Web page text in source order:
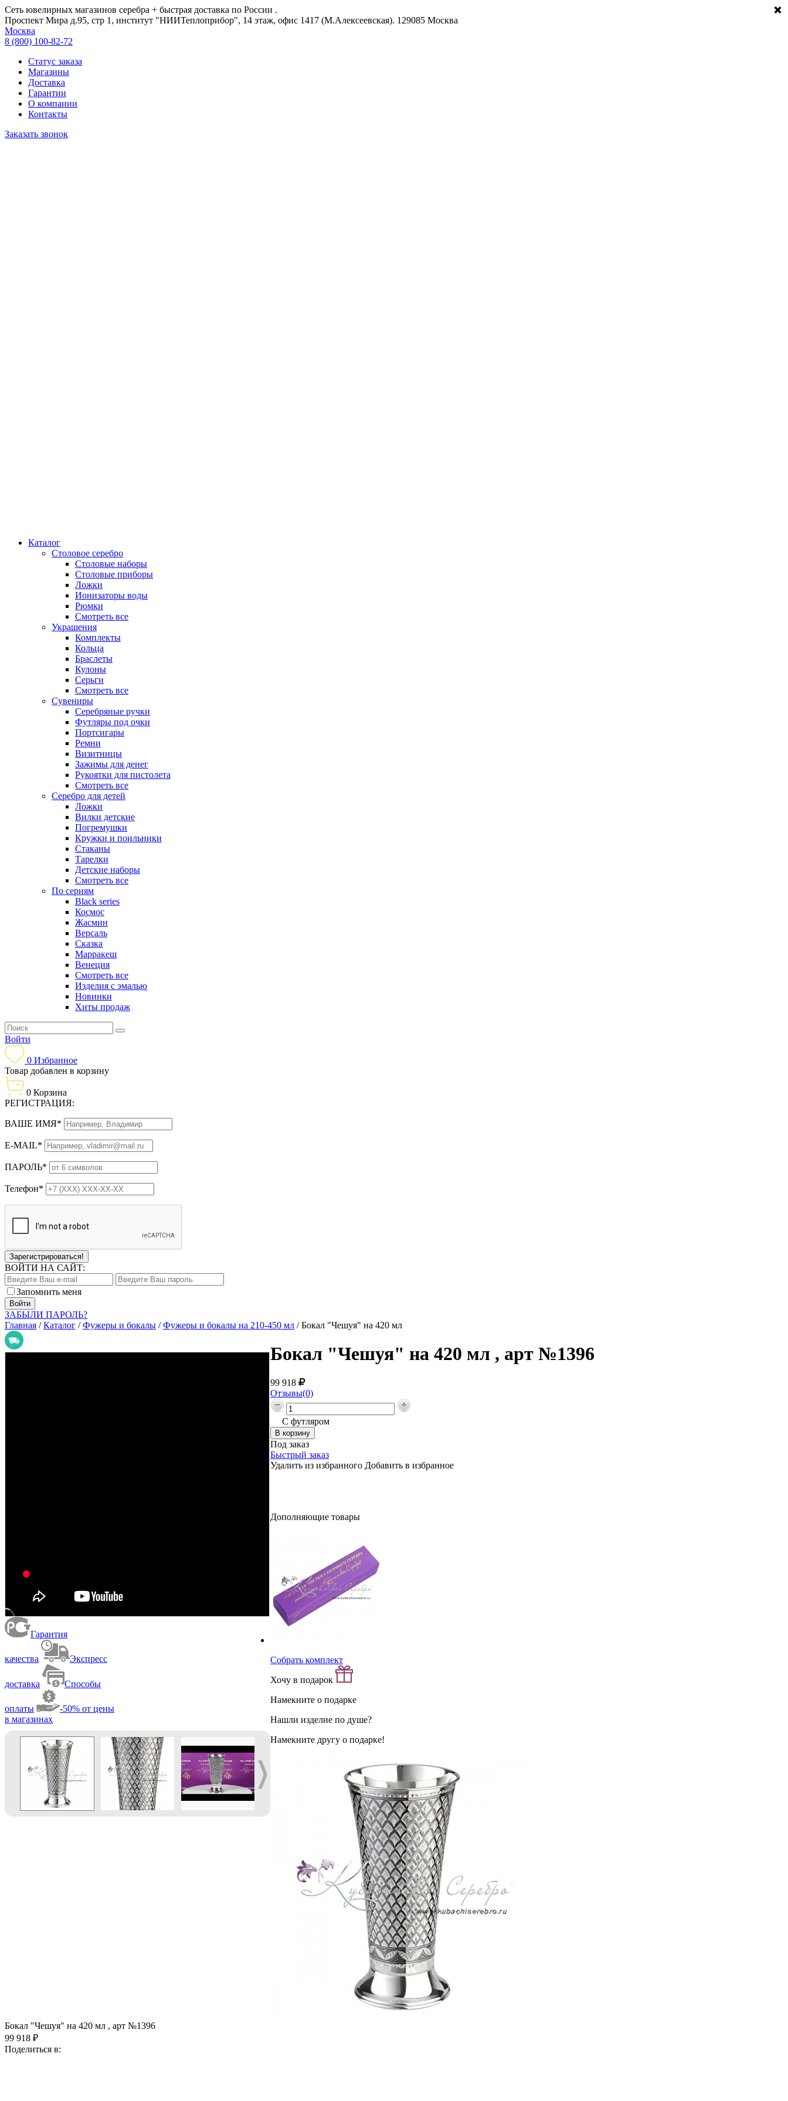
Сеть ювелирных магазинов серебра + быстрая доставка по России .
Проспект Мира д.95, стр 1, институт "НИИТеплоприбор", 14 этаж, офис 1417 (М.Алексеевская). 129085 Москва
Москва
8 (800) 100-82-72
Статус заказа
Магазины
Доставка
Гарантии
О компании
Контакты
Заказать звонок
Каталог
Столовое серебро
Столовые наборы
Столовые приборы
Ложки
Ионизаторы воды
Рюмки
Смотреть все
Украшения
Комплекты
Кольца
Браслеты
Кулоны
Серьги
Смотреть все
Сувениры
Серебряные ручки
Футляры под очки
Портсигары
Ремни
Визитницы
Зажимы для денег
Рукоятки для пистолета
Смотреть все
Серебро для детей
Ложки
Вилки детские
Погремушки
Кружки и поильники
Стаканы
Тарелки
Детские наборы
Смотреть все
По сериям
Black series
Космос
Жасмин
Версаль
Сказка
Марракеш
Венеция
Смотреть все
Изделия с эмалью
Новинки
Хиты продаж
Войти
0 Избранное
Товар добавлен в корзину
0 Корзина
РЕГИСТРАЦИЯ:
ВАШЕ ИМЯ*
E-MAIL*
ПАРОЛЬ*
Телефон*
Зарегистрироваться!
ВОЙТИ НА САЙТ:
Запомнить меня
ЗАБЫЛИ ПАРОЛЬ?
Главная /Каталог /Фужеры и бокалы /Фужеры и бокалы на 210-450 мл /Бокал "Чешуя" на 420 мл
Гарантия
качества Экспресс
доставка Способы
оплаты
-50% от цены
в магазинах
Бокал "Чешуя" на 420 мл , арт №1396
99 918
Отзывы(0)
С футляром
Под заказ
Быстрый заказ
Удалить из избранного Добавить в избранное
Дополняющие товары
Собрать комплект
Хочу в подарок
Намекните о подарке
Нашли изделие по душе?
Намекните другу о подарке!
Бокал "Чешуя" на 420 мл , арт №1396
99 918 ₽
Поделиться в: